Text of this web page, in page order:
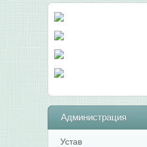
Администрация
Устав